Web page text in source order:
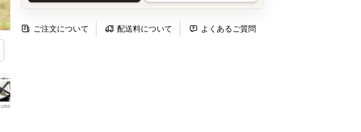
ご注文について 配送料について よくあるご質問